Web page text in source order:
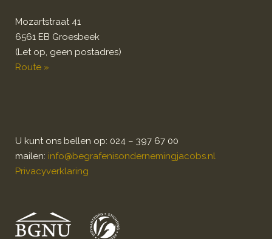
Mozartstraat 41
6561 EB Groesbeek
(Let op, geen postadres)
Route »
U kunt ons bellen op: 024 – 397 67 00
mailen: info@begrafenisondernemingjacobs.nl
Privacyverklaring